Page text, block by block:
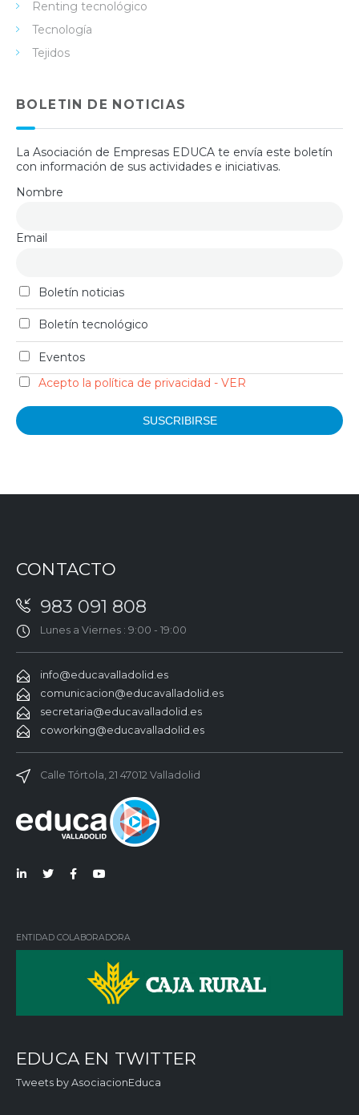
Renting tecnológico
Tecnología
Tejidos
BOLETIN DE NOTICIAS
La Asociación de Empresas EDUCA te envía este boletín
con información de sus actividades e iniciativas.
Nombre
Email
Boletín noticias
Boletín tecnológico
Eventos
Acepto la política de privacidad - VER
CONTACTO
983 091 808
Lunes a Viernes : 9:00 - 19:00
info@educavalladolid.es
comunicacion@educavalladolid.es
secretaria@educavalladolid.es
coworking@educavalladolid.es
Calle Tórtola, 21 47012 Valladolid
ENTIDAD COLABORADORA
EDUCA EN TWITTER
Tweets by AsociacionEduca